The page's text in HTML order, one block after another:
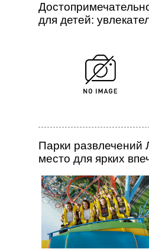
для детей:
Парки развлечений
место для ярких